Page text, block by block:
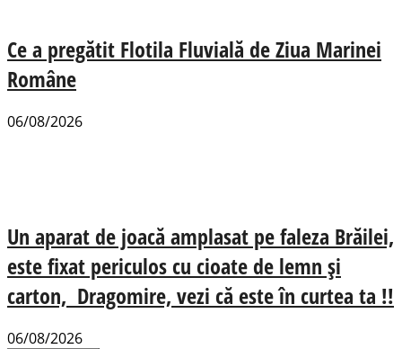
Ce a pregătit Flotila Fluvială de Ziua Marinei
Române
06/08/2026
Un aparat de joacă amplasat pe faleza Brăilei,
este fixat periculos cu cioate de lemn și
carton, Dragomire, vezi că este în curtea ta !!
06/08/2026